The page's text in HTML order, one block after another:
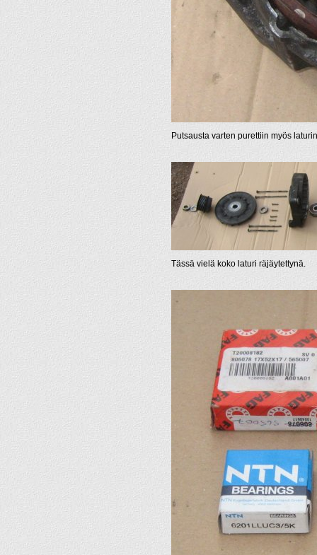
Putsausta varten purettiin myös
Tässä vielä koko laturi räjäytettynä.